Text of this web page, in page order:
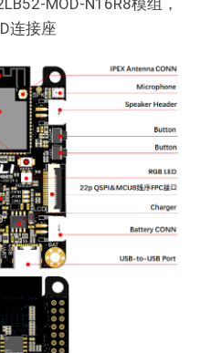
MOD-N16R8模组，
连接座